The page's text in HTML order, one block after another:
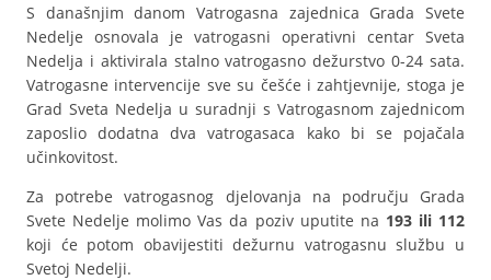
S današnjim danom Vatrogasna zajednica Grada Svete
Nedelje osnovala je vatrogasni operativni centar Sveta
Nedelja i aktivirala stalno vatrogasno dežurstvo 0-24 sata.
Vatrogasne intervencije sve su češće i zahtjevnije, stoga je
Grad Sveta Nedelja u suradnji s Vatrogasnom zajednicom
zaposlio dodatna dva vatrogasaca kako bi se pojačala
učinkovitost.
Za potrebe vatrogasnog djelovanja na području Grada
Svete Nedelje molimo Vas da poziv uputite na 193 ili 112
koji će potom obavijestiti dežurnu vatrogasnu službu u
Svetoj Nedelji.